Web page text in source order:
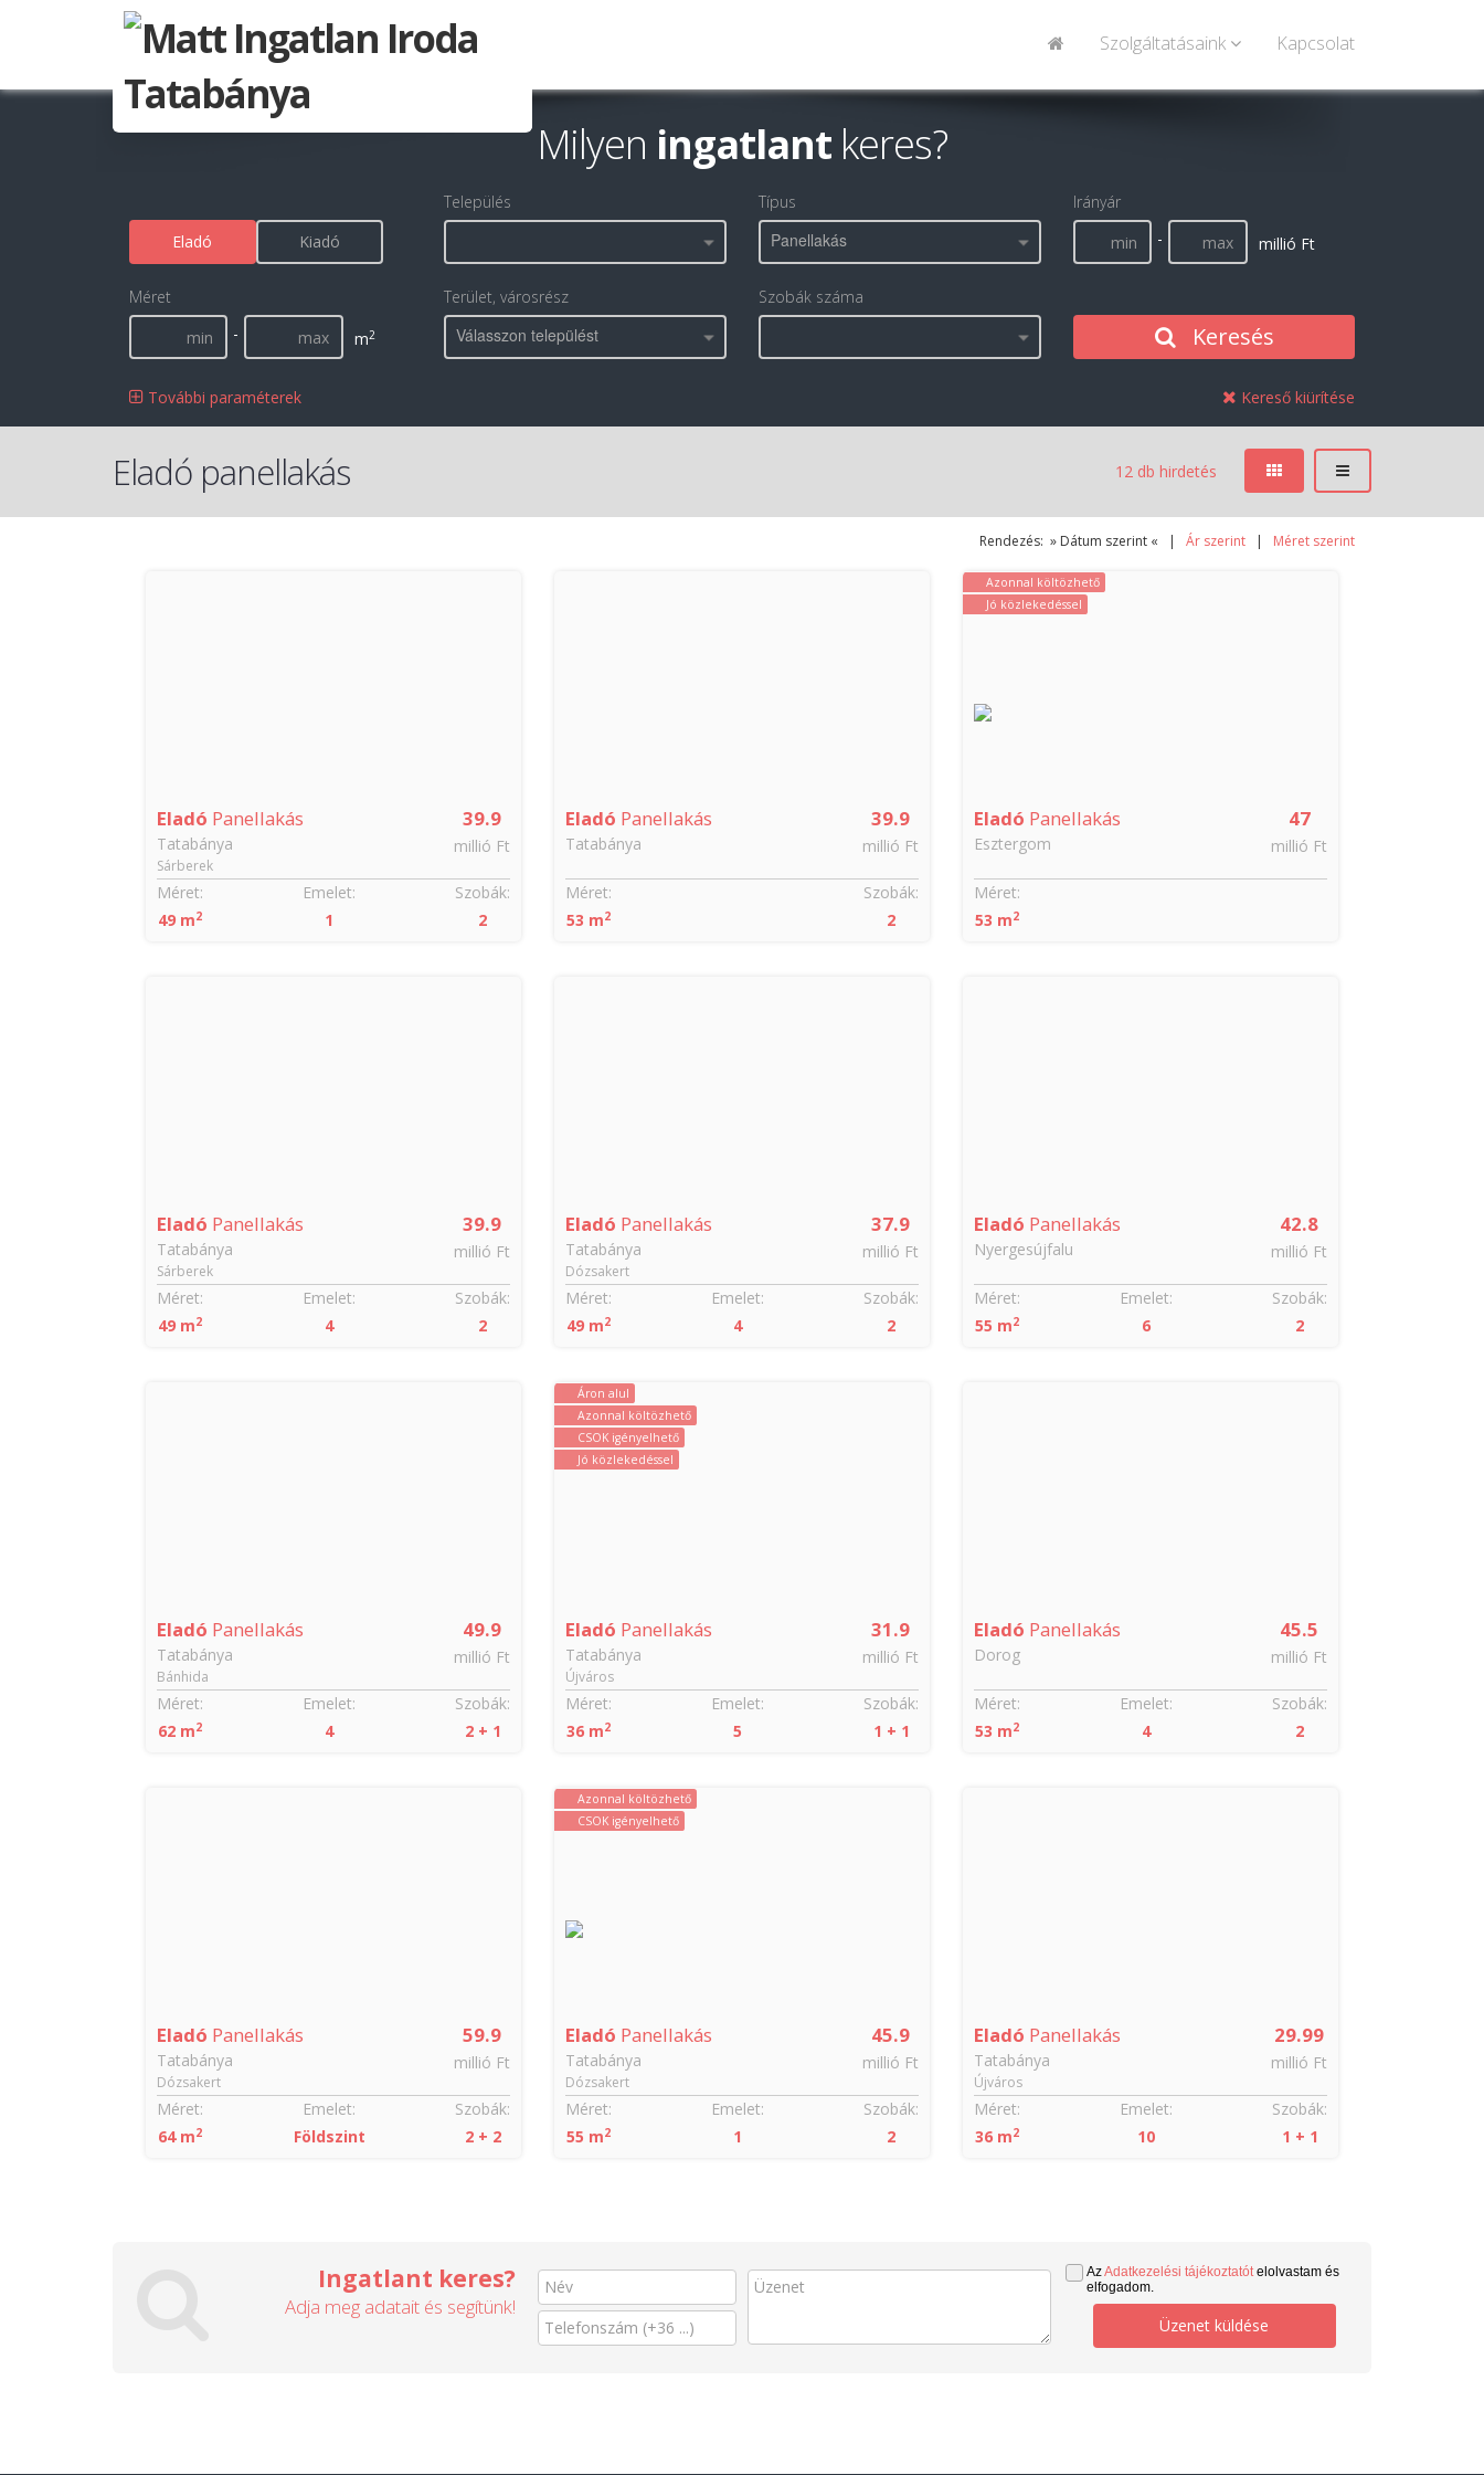
Szolgáltatásaink Kapcsolat
Milyen ingatlant keres?
Eladó Kiadó
Település Típus
Panellakás
Irányár
-
millió Ft
Méret
-
m2
Terület, városrész
Válasszon települést
Szobák száma
Keresés
További paraméterek Kereső kiürítése
12 db hirdetés
Eladó panellakás
Rendezés: » Dátum szerint « | Ár szerint | Méret szerint
39.9
millió Ft
Eladó Panellakás
Tatabánya
Sárberek
Szobák:
2
Méret:
49 m2
Emelet:
1
39.9
millió Ft
Eladó Panellakás
Tatabánya
Szobák:
2
Méret:
53 m2
Azonnal költözhető
Jó közlekedéssel
47
millió Ft
Eladó Panellakás
Esztergom
Méret:
53 m2
39.9
millió Ft
Eladó Panellakás
Tatabánya
Sárberek
Szobák:
2
Méret:
49 m2
Emelet:
4
37.9
millió Ft
Eladó Panellakás
Tatabánya
Dózsakert
Szobák:
2
Méret:
49 m2
Emelet:
4
42.8
millió Ft
Eladó Panellakás
Nyergesújfalu
Szobák:
2
Méret:
55 m2
Emelet:
6
49.9
millió Ft
Eladó Panellakás
Tatabánya
Bánhida
Szobák:
2 + 1
Méret:
62 m2
Emelet:
4
Áron alul
Azonnal költözhető
CSOK igényelhető
Jó közlekedéssel
31.9
millió Ft
Eladó Panellakás
Tatabánya
Újváros
Szobák:
1 + 1
Méret:
36 m2
Emelet:
5
45.5
millió Ft
Eladó Panellakás
Dorog
Szobák:
2
Méret:
53 m2
Emelet:
4
59.9
millió Ft
Eladó Panellakás
Tatabánya
Dózsakert
Szobák:
2 + 2
Méret:
64 m2
Emelet:
Földszint
Azonnal költözhető
CSOK igényelhető
45.9
millió Ft
Eladó Panellakás
Tatabánya
Dózsakert
Szobák:
2
Méret:
55 m2
Emelet:
1
29.99
millió Ft
Eladó Panellakás
Tatabánya
Újváros
Szobák:
1 + 1
Méret:
36 m2
Emelet:
10
Ingatlant keres?
Adja meg adatait és segítünk!
AzAdatkezelési tájékoztatótelolvastam és
elfogadom.
Üzenet küldése